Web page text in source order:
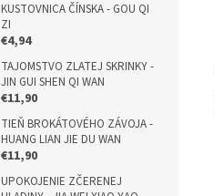
KUSTOVNICA ČÍNSKA - GOU QI
ZI
€4,94
TAJOMSTVO ZLATEJ SKRINKY -
JIN GUI SHEN QI WAN
€11,90
TIEŇ BROKÁTOVÉHO ZÁVOJA -
HUANG LIAN JIE DU WAN
€11,90
UPOKOJENIE ZČERENEJ